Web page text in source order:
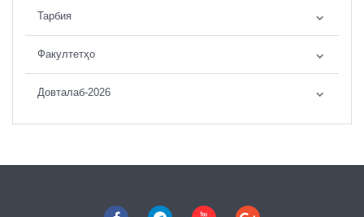
Тарбия
Факултетҳо
Довталаб-2026